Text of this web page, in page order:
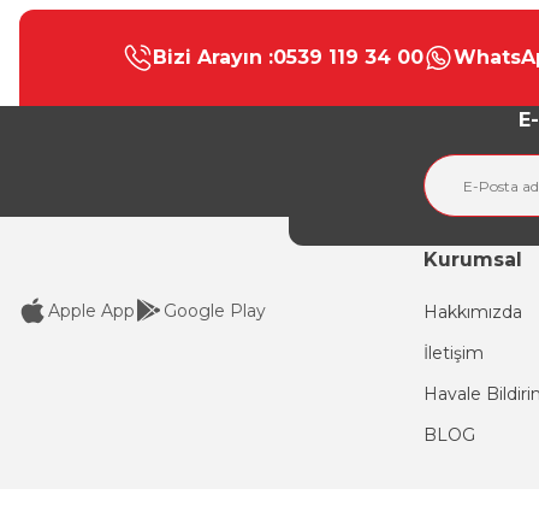
Görüş ve önerileriniz için teşekkür ederiz.
Ürün resmi kalitesiz, bozuk veya görüntülenemiyor.
Ürün açıklamasında eksik bilgiler bulunuyor.
Bizi Arayın :0539 119 34 00
Apple App Google Play
Kurumsal
Hakkımızda
İletişim
Havale
BLOG